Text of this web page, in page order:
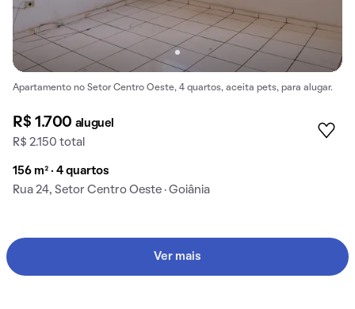
Apartamento no Setor Centro Oeste, 4 quartos, aceita pets, para alugar.
R$ 1.700 aluguel
R$ 2.150 total
156 m² · 4 quartos
Rua 24, Setor Centro Oeste · Goiânia
Ver mais